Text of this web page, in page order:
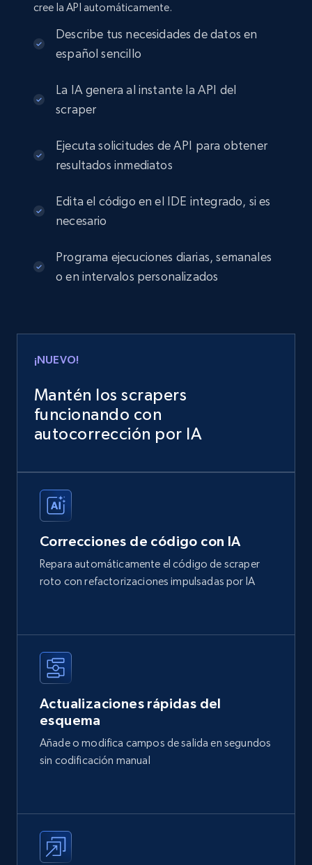
cree la API automáticamente.
Describe tus necesidades de datos en
español sencillo
La IA genera al instante la API del
scraper
Ejecuta solicitudes de API para obtener
resultados inmediatos
Edita el código en el IDE integrado, si es
necesario
Programa ejecuciones diarias, semanales
o en intervalos personalizados
¡NUEVO!
Mantén los scrapers
funcionando con
autocorrección por IA
Correcciones de código con IA
Repara automáticamente el código de scraper
roto con refactorizaciones impulsadas por IA
Actualizaciones rápidas del
esquema
Añade o modifica campos de salida en segundos
sin codificación manual